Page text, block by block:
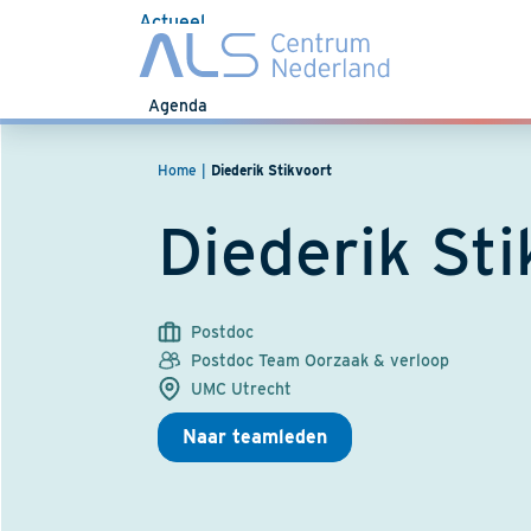
Actueel
Nieuws
Agenda
Home Diederik Stikvoort
Diederik
Postdoc
Postdoc Team Oorzaak & verloop
UMC Utrecht
Naar teamleden